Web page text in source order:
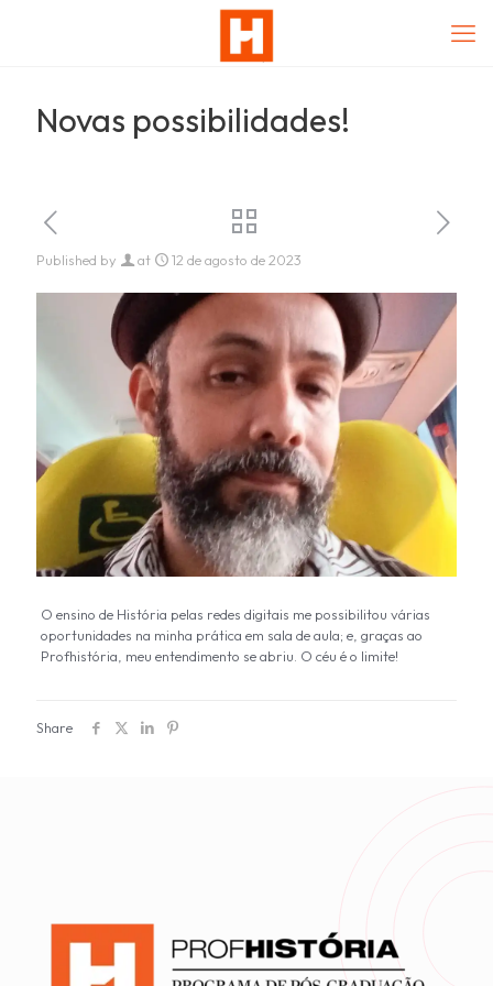
Novas possibilidades!
Published by at 12 de agosto de 2023
O ensino de História pelas redes digitais me possibilitou várias
oportunidades na minha prática em sala de aula; e, graças ao
Profhistória, meu entendimento se abriu. O céu é o limite!
Share